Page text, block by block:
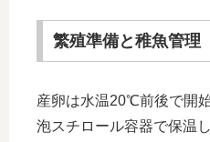
繁殖準備と稚魚管理
産卵は水温20℃前後で開
泡スチロール容器で保温